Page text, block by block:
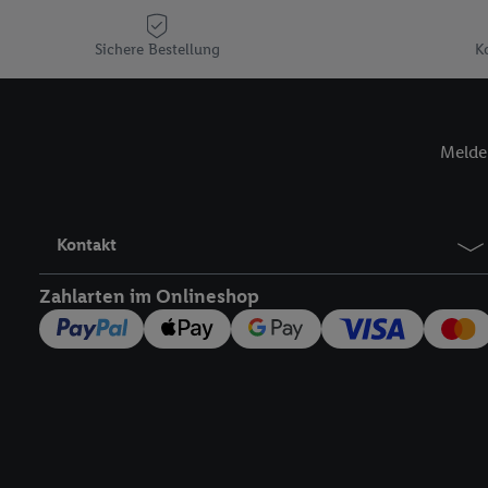
Sichere Bestellung
Kontakt
Zahlarten im Onlineshop
Plus-Konto einloggen,
Verantwortlichkeit mit
zu erstellen (die
Hierzu wird von uns
Adresse in
Zudem erlauben Sie
den Lidl-Diensten
Kundenkonto-
Insbesondere können
werden, damit wir
Nutzung der Utiq-
widerrufen - jederzeit
die Lidl-Dienste)